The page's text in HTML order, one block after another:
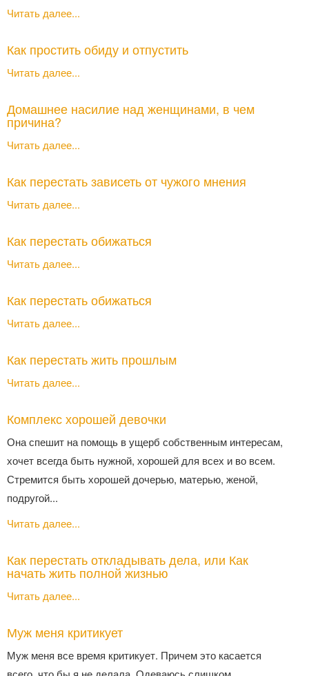
Читать далее...
Как простить обиду и отпустить
Читать далее...
Домашнее насилие над женщинами, в чем
причина?
Читать далее...
Как перестать зависеть от чужого мнения
Читать далее...
Как перестать обижаться
Читать далее...
Как перестать обижаться
Читать далее...
Как перестать жить прошлым
Читать далее...
Комплекс хорошей девочки
Она спешит на помощь в ущерб собственным интересам,
хочет всегда быть нужной, хорошей для всех и во всем.
Стремится быть хорошей дочерью, матерью, женой,
подругой...
Читать далее...
Как перестать откладывать дела, или Как
начать жить полной жизнью
Читать далее...
Муж меня критикует
Муж меня все время критикует. Причем это касается